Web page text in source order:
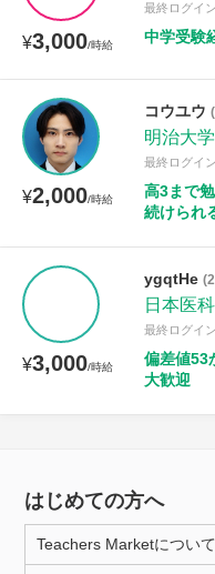
¥3,000/時給
最終ログイ
中学受験
¥2,000/時給
コウユウ
明治大学
最終ログイ
高3まで
続けられ
¥3,000/時給
ygqtHe
日本医
最終ログイ
偏差値53
大歓迎
はじめての方へ
Teachers Marketについて